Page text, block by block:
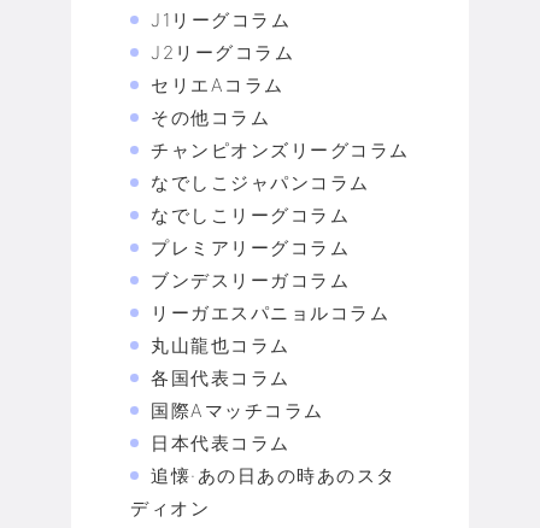
J1リーグコラム
J2リーグコラム
セリエAコラム
その他コラム
チャンピオンズリーグコラム
なでしこジャパンコラム
なでしこリーグコラム
プレミアリーグコラム
ブンデスリーガコラム
リーガエスパニョルコラム
丸山龍也コラム
各国代表コラム
国際Aマッチコラム
日本代表コラム
追懐·あの日あの時あのスタ
ディオン